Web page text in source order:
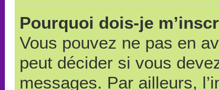
Pourquoi dois-je
Vous pouvez ne pas en
peut décider si vous
messages. Par ailleurs,